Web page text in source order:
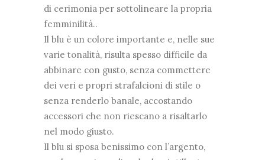
di cerimonia per sottolineare la propria
femminilità..
Il blu è un colore importante e, nelle sue
varie tonalità, risulta spesso difficile da
abbinare con gusto, senza commettere
dei veri e propri strafalcioni di stile o
senza renderlo banale, accostando
accessori che non riescano a risaltarlo
nel modo giusto.
Il blu si sposa benissimo con l’argento,